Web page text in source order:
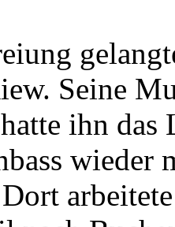
Seine
ihn das
wieder
arbeitete